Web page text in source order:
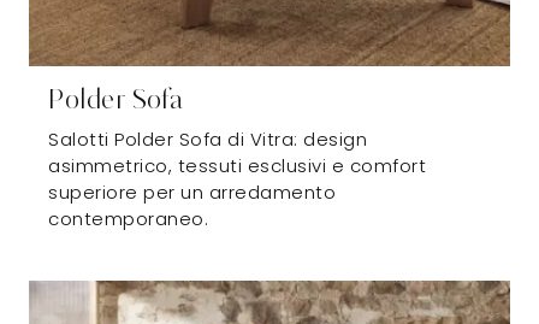
Polder Sofa
Salotti Polder Sofa di Vitra: design
asimmetrico, tessuti esclusivi e comfort
superiore per un arredamento
contemporaneo.